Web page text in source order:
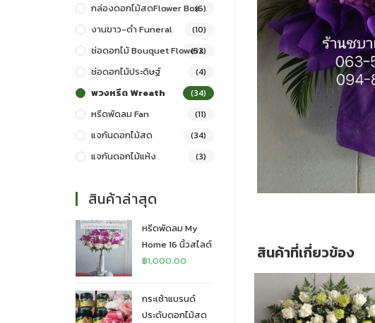
สินค้าที่เกี่ยวข้อง
กล่องดอกไม้สดFlower Box(6)
งานขาว-ดำ Funeral (10)
ช่อดอกไม้ Bouquet Flowers
(52)
ช่อดอกไม้ประดิษฐ์ (4)
พวงหรีด Wreath (34)
หรีดพัดลม Fan (11)
แจกันดอกไม้สด (34)
แจกันดอกไม้แห้ง (3)
สินค้าล่าสุด
หรีดพัดลม My
Home 16 นิ้วสไลด์
฿1,000.00
กระเช้าแบรนด์
ประดับดอกไม้สด